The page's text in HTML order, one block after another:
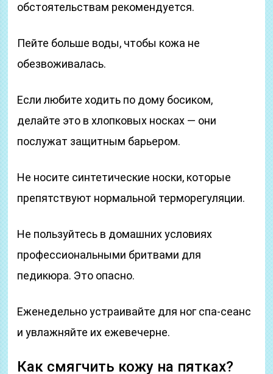
обстоятельствам рекомендуется.
Пейте больше воды, чтобы кожа не
обезвоживалась.
Если любите ходить по дому босиком,
делайте это в хлопковых носках — они
послужат защитным барьером.
Не носите синтетические носки, которые
препятствуют нормальной терморегуляции.
Не пользуйтесь в домашних условиях
профессиональными бритвами для
педикюра. Это опасно.
Еженедельно устраивайте для ног спа-сеанс
и увлажняйте их ежевечерне.
Как смягчить кожу на пятках?